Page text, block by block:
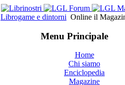
Librogame e dintorni Online il
Menu Principale
Home
Chi siamo
Enciclopedia
Magazine